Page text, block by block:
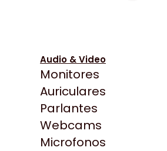
Audio & Video
Monitores
Auriculares
Parlantes
Webcams
Microfonos
BARRACUDA SATA 3
3.5
página de Max Tecno